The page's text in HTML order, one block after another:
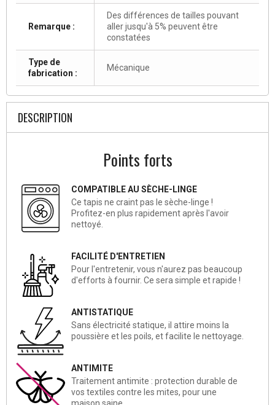
Remarque :
Des différences de tailles pouvant
aller jusqu'à 5% peuvent être
constatées
Type de
fabrication :
Mécanique
DESCRIPTION
Points forts
COMPATIBLE AU SÈCHE-LINGE
Ce tapis ne craint pas le sèche-linge !
Profitez-en plus rapidement après l'avoir
nettoyé.
FACILITÉ D'ENTRETIEN
Pour l'entretenir, vous n'aurez pas beaucoup
d'efforts à fournir. Ce sera simple et rapide !
ANTISTATIQUE
Sans électricité statique, il attire moins la
poussière et les poils, et facilite le nettoyage.
ANTIMITE
Traitement antimite : protection durable de
vos textiles contre les mites, pour une
maison saine.